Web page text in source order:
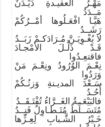
مَهْـرُ العقيـدةِ دَيْـدَنٌ
مَــدَدُ
هَيَّـا افْعَـلُوها أمْــرُكُمْ
رَشَــدُ
لا يُغْـوِيَـنَّ مُـرَادَكـمْ زَبَــدُ
قَـدْ ذَلَّـلَ الأمْجـادَ
فاقتعِـدُوا
نِعْـمَ الوُرُودُ ونِعْـمَ مَنْ
وَرَدُوا
سَـعْدَ المديـنةِ وَزنُـكُمْ
أُحُـدُ
فالبَيْعَــةُ الغَــرَّاءُ تُفْتَـقَــدُ
مُتَسَــلِّطٌ مُتَـطـاوِلٌ فَنِــدُ
خَـيْرُ الشَّـبابِ لِعِـزِّها